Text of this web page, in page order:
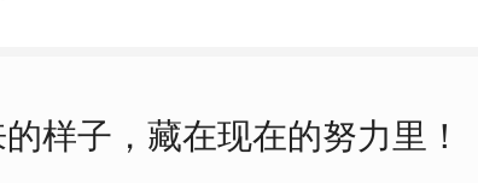
样子，藏在现在的努力里！